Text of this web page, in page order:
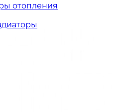
отопления